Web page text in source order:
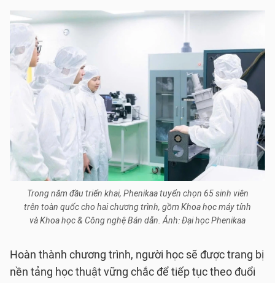
Trong năm đầu triển khai, Phenikaa tuyển chọn 65 sinh viên
trên toàn quốc cho hai chương trình, gồm Khoa học máy tính
và Khoa học & Công nghệ Bán dẫn. Ảnh: Đại học Phenikaa
Hoàn thành chương trình, người học sẽ được trang bị
nền tảng học thuật vững chắc để tiếp tục theo đuổi